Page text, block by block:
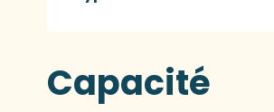
Capacité